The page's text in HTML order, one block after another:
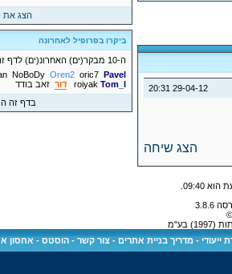
29-04-12
20:31
הצג שיחה
הצג את
ביקרו בפרופיל לאחרונה
ה-10 מבקר(ים) האחרונ(ים) לדף זה היו:
NoBoDy Oren2 oric7 Pavel
roiyak Tom_l דור זאב בודד
בדף זה
09:40
בע"מ
ייעודי -מדריך בניית אתרים -צור קשר -הוסטס - אחסון